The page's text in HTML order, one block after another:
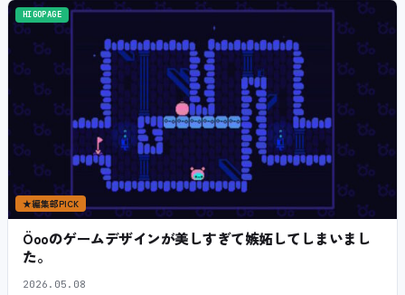
HIGOPAGE
★編集部PICK
Öooのゲームデザインが美しすぎて嫉妬してしまいまし
た。
2026.05.08